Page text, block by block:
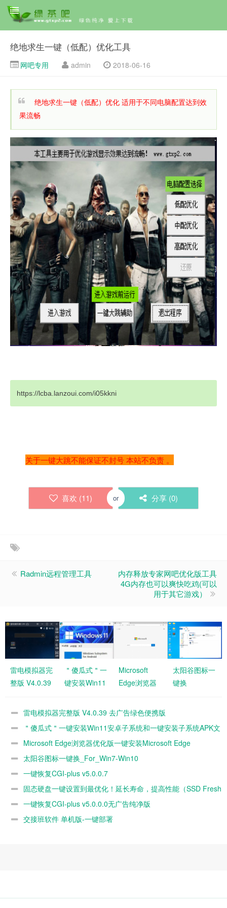
绝地求生一键（低配）优化工具
网吧专用 admin 2018-06-16
绝地求生一键（低配）优化 适用于不同电脑配置达到效
果流畅
https://lcba.lanzoui.com/i05kkni
关于一键大跳不能保证不封号 本站不负责 。
喜欢 (11) or 分享 (0)
Radmin远程管理工具
内存释放专家网吧优化版工具
4G内存也可以爽快吃鸡(可以
用于其它游戏）
雷电模拟器完
整版 V4.0.39
携版
＂傻瓜式＂一
键安装Win11
一键安装子系
Microsoft
Edge浏览器
装Microsoft
v94.0.992.38
官
太阳谷图标一
键换
雷电模拟器完整版 V4.0.39 去广告绿色便携版
＂傻瓜式＂一键安装Win11安卓子系统和一键安装子系统APK文
件
Microsoft Edge浏览器优化版一键安装Microsoft Edge
v94.0.992.38 官
太阳谷图标一键换_For_Win7-Win10
一键恢复CGI-plus v5.0.0.7
固态硬盘一键设置到最优化！延长寿命，提高性能（SSD Fresh
2020版直
一键恢复CGI-plus v5.0.0.0无广告纯净版
交接班软件 单机版-一键部署